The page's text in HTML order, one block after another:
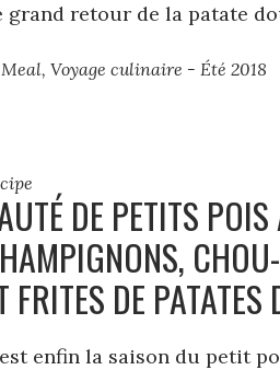
grand retour de la patate
Meal, Voyage culinaire - Été 2018
DE PETITS
FRITES DE PATATES
enfin la saison du petit